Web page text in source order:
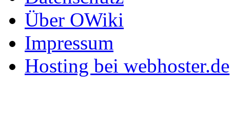
Über OWiki
Impressum
Hosting bei webhoster.de